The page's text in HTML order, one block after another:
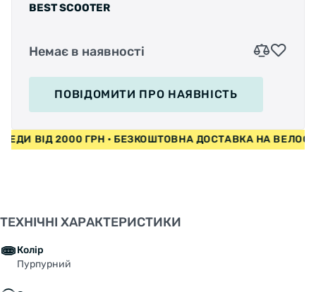
BEST SCOOTER
Немає в наявності
ПОВІДОМИТИ ПРО НАЯВНІСТЬ
ВІД 2000 ГРН • БЕЗКОШТОВНА ДОСТАВКА НА
ТЕХНІЧНІ ХАРАКТЕРИСТИКИ
Колір
Пурпурний